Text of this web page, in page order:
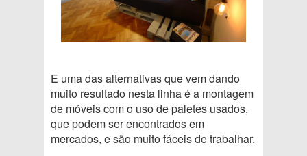
E uma das alternativas que vem dando
muito resultado nesta linha é a montagem
de móveis com o uso de paletes usados,
que podem ser encontrados em
mercados, e são muito fáceis de trabalhar.